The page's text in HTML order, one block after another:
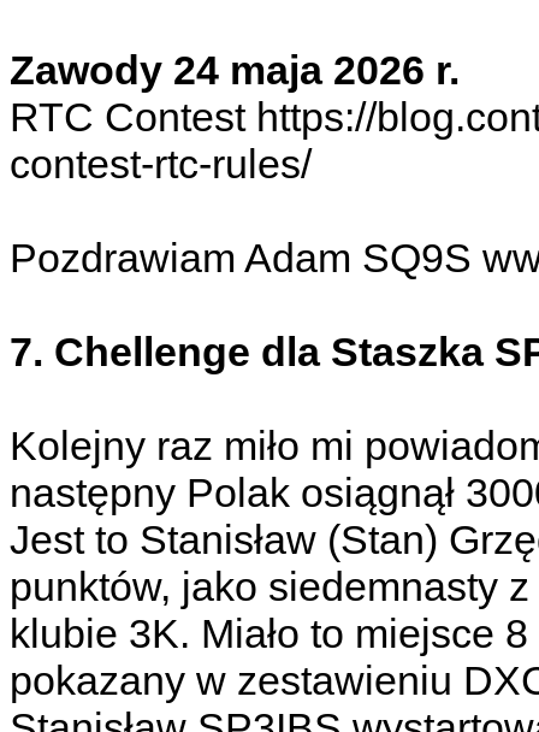
Zawody 24 maja 2026 r.
RTC Contest https://
contest-rtc-rules/
Pozdrawiam Adam SQ9S
7. Chellenge dla Staszka
Kolejny raz miło mi
następny Polak osiągnął
Jest to Stanisław (Stan)
punktów, jako siedemnasty
klubie 3K. Miało to miejsce
pokazany w zestawieniu